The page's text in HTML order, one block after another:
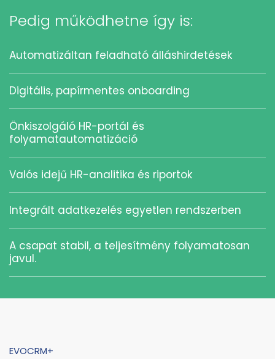
Pedig működhetne így is:
Automatizáltan feladható álláshirdetések
Digitális, papírmentes onboarding
Önkiszolgáló HR-portál és
folyamatautomatizáció
Valós idejű HR-analitika és riportok
Integrált adatkezelés egyetlen rendszerben
A csapat stabil, a teljesítmény folyamatosan
javul.
EVOCRM+